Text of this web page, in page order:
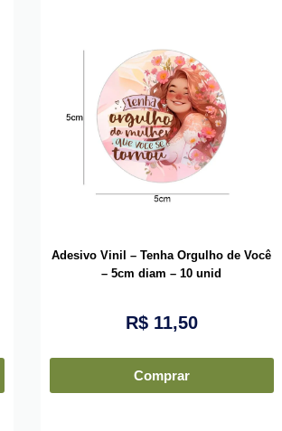
Adesivo Vinil – Tenha Orgulho de Você
– 5cm diam – 10 unid
R$11,50
Comprar